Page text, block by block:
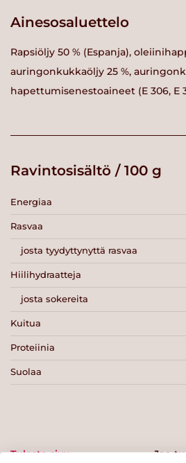
Ainesosaluettelo
Rapsiöljy 50 % (Espanja),
auringonkukkaöljy 25 %,
hapettumisenestoaineet (E 306, E
Ravintosisältö / 100 g
Energiaa
Rasvaa
josta tyydyttynyttä rasvaa
Hiilihydraatteja
josta sokereita
Kuitua
Proteiinia
Suolaa
Tulosta sivu Jaa